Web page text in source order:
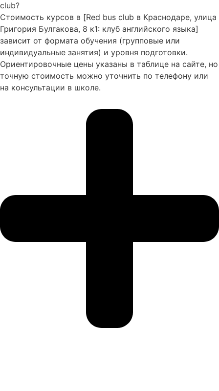
club?
Стоимость курсов в [Red bus club в Краснодаре, улица
Григория Булгакова, 8 к1: клуб английского языка]
зависит от формата обучения (групповые или
индивидуальные занятия) и уровня подготовки.
Ориентировочные цены указаны в таблице на сайте, но
точную стоимость можно уточнить по телефону или
на консультации в школе.